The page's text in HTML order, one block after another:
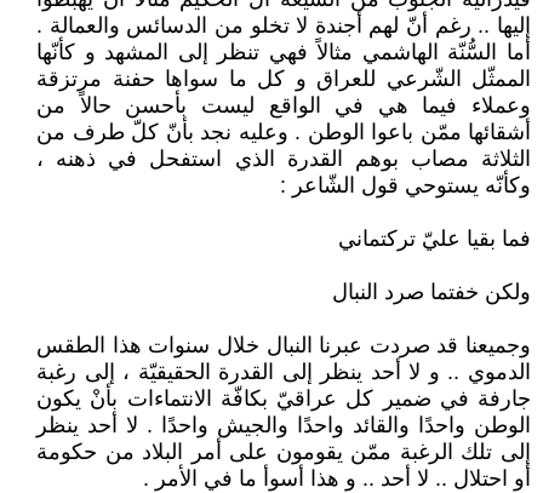
إليها .. رغم أنّ لهم أجندة لا تخلو من الدسائس والعمالة .
أما السُّنّة الهاشمي مثالاً فهي تنظر إلى المشهد و كأنّها
الممثّل الشّرعي للعراق و كل ما سواها حفنة مرتزقة
وعملاء فيما هي في الواقع ليست بأحسن حالاً من
أشقائها ممّن باعوا الوطن . وعليه نجد بأنّ كلّ طرف من
الثلاثة مصاب بوهم القدرة الذي استفحل في ذهنه ،
وكأنّه يستوحي قول الشّاعر :
فما بقيا عليّ تركتماني
ولكن خفتما صرد النبال
وجميعنا قد صردت عبرنا النبال خلال سنوات هذا الطقس
الدموي .. و لا أحد ينظر إلى القدرة الحقيقيّة ، إلى رغبة
جارفة في ضمير كل عراقيّ بكافّة الانتماءات بأنْ يكون
الوطن واحدًا والقائد واحدًا والجيش واحدًا . لا أحد ينظر
إلى تلك الرغبة ممّن يقومون على أمر البلاد من حكومة
أو احتلال .. لا أحد .. و هذا أسوأ ما في الأمر .